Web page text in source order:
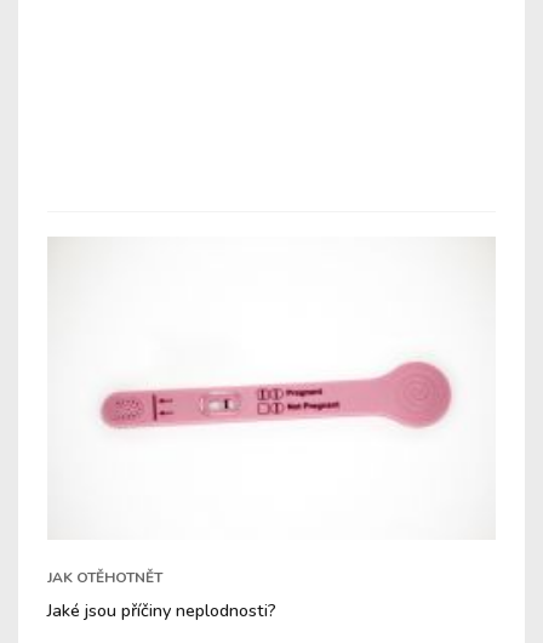
JAK OTĚHOTNĚT
Jaké jsou příčiny neplodnosti?